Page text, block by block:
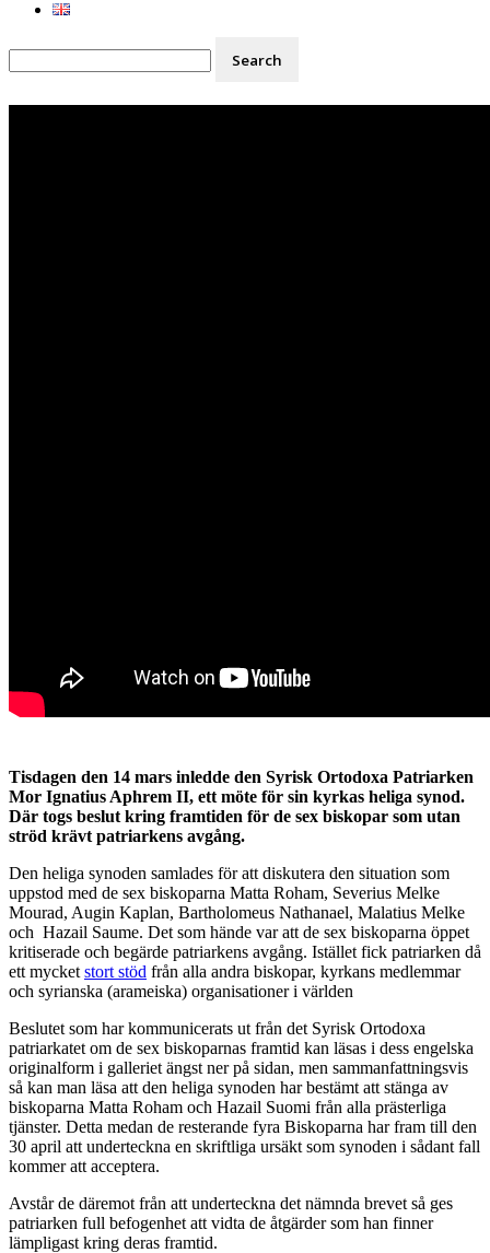
Tisdagen den 14 mars inledde den Syrisk Ortodoxa Patriarken
Mor Ignatius Aphrem II, ett möte för sin kyrkas heliga synod.
Där togs beslut kring framtiden för de sex biskopar som utan
ströd krävt patriarkens avgång.
Den heliga synoden samlades för att diskutera den situation som
uppstod med de sex biskoparna Matta Roham, Severius Melke
Mourad, Augin Kaplan, Bartholomeus Nathanael, Malatius Melke
och Hazail Saume. Det som hände var att de sex biskoparna öppet
kritiserade och begärde patriarkens avgång. Istället fick patriarken då
ett mycket stort stöd från alla andra biskopar, kyrkans medlemmar
och syrianska (arameiska) organisationer i världen
Beslutet som har kommunicerats ut från det Syrisk Ortodoxa
patriarkatet om de sex biskoparnas framtid kan läsas i dess engelska
originalform i galleriet ängst ner på sidan, men sammanfattningsvis
så kan man läsa att den heliga synoden har bestämt att stänga av
biskoparna Matta Roham och Hazail Suomi från alla prästerliga
tjänster. Detta medan de resterande fyra Biskoparna har fram till den
30 april att underteckna en skriftliga ursäkt som synoden i sådant fall
kommer att acceptera.
Avstår de däremot från att underteckna det nämnda brevet så ges
patriarken full befogenhet att vidta de åtgärder som han finner
lämpligast kring deras framtid.